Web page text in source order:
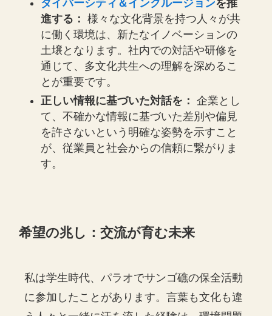
ダイバーシティ＆インクルージョンを推
進する： 様々な文化背景を持つ人々が共
に働く環境は、新たなイノベーションの
土壌となります。社内での対話や研修を
通じて、多文化共生への理解を深めるこ
とが重要です。
正しい情報に基づいた対話を： 企業とし
て、不確かな情報に基づいた差別や偏見
を許さないという明確な姿勢を示すこと
が、従業員と社会からの信頼に繋がりま
す。
希望の兆し：交流が育む未来
私は学生時代、パラオでサンゴ礁の保全活動
に参加したことがあります。言葉も文化も違